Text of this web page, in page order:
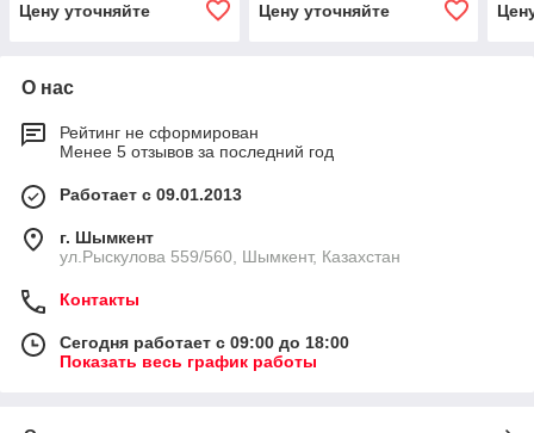
Цену уточняйте
Цену уточняйте
О нас
Рейтинг не сформирован
Менее 5 отзывов за последний год
Работает с 09.01.2013
г. Шымкент
ул.Рыскулова 559/560, Шымкент, Казахстан
Контакты
Сегодня работает с 09:00 до 18:00
Показать весь график работы